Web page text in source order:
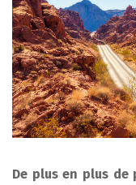
De plus en plus